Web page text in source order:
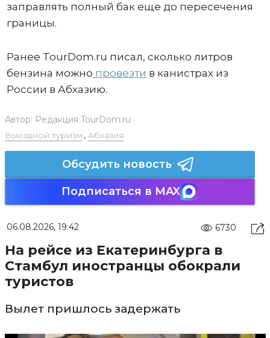
заправлять полный бак еще до пересечения
границы.
Ранее TourDom.ru писал, сколько литров
бензина можно провезти в канистрах из
России в Абхазию.
Автор: Редакция TourDom.ru
Выездной туризм , Абхазия
Обсудить новость
Подписаться в MAX
06.08.2026, 19:42 6730
На рейсе из Екатеринбурга в
Стамбул иностранцы обокрали
туристов
Вылет пришлось задержать